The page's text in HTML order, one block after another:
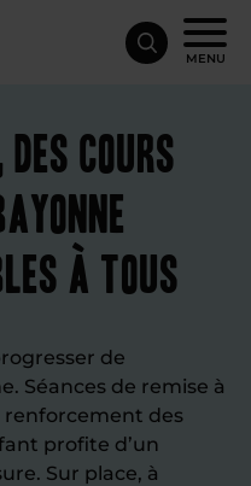
MENU
des cours
à tous
de
Séances de remise à
renforcement des
profite d’un
Sur place, à